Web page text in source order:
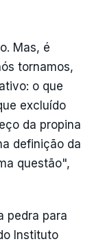
Mas, é
tornamos,
o que
excluído
da propina
definição da
questão",
pedra para
Instituto